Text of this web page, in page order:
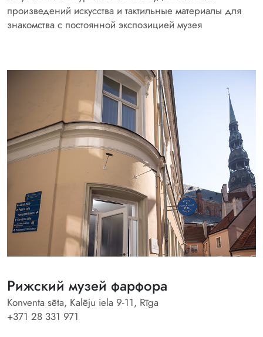
произведений искусства и тактильные материалы для
знакомства с постоянной экспозицией музея
Рижский музей фарфора
Konventa sēta, Kalēju iela 9-11, Rīga
+371 28 331 971